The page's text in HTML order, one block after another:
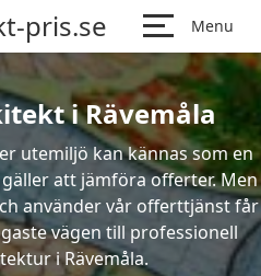
pris.se Menu
i Rävemåla
utemiljö kan kännas som en
att jämföra offerter. Men
använder vår offerttjänst får
vägen till professionell
i Rävemåla.